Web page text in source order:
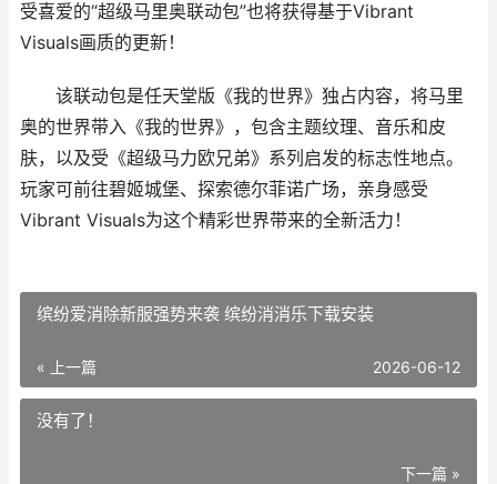
受喜爱的“超级马里奥联动包”也将获得基于Vibrant
Visuals画质的更新！
该联动包是任天堂版《我的世界》独占内容，将马里
奥的世界带入《我的世界》，包含主题纹理、音乐和皮
肤，以及受《超级马力欧兄弟》系列启发的标志性地点。
玩家可前往碧姬城堡、探索德尔菲诺广场，亲身感受
Vibrant Visuals为这个精彩世界带来的全新活力！
缤纷爱消除新服强势来袭 缤纷消消乐下载安装
« 上一篇 2026-06-12
没有了！
下一篇 »